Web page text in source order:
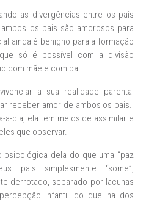
as divergências entre os pais
os pais são amorosos para
ainda é benigno para a formação
só é possível com a divisão
com mãe e com pai.
a sua realidade parental
receber amor de ambos os pais.
a-dia, ela tem meios de assimilar e
que observar.
dela do que uma “paz
pais simplesmente “some”,
derrotado, separado por lacunas
infantil do que na dos